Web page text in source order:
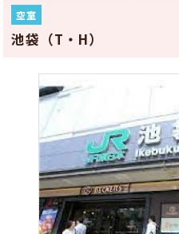
空室
池袋（T・H）